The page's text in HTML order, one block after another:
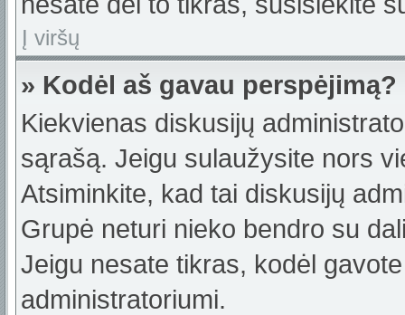
Į viršų
» Kodėl aš gavau perspėjimą?
Kiekvienas diskusijų
sąrašą. Jeigu sulaužysite nors
Atsiminkite, kad tai diskusijų
Grupė neturi nieko bendro su
Jeigu nesate tikras, kodėl
administratoriumi.